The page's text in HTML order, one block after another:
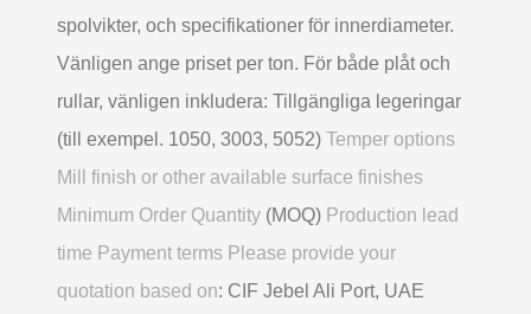
spolvikter, och specifikationer för innerdiameter.
Vänligen ange priset per ton. För både plåt och
rullar, vänligen inkludera: Tillgängliga legeringar
(till exempel. 1050, 3003, 5052) Temper options
Mill finish or other available surface finishes
Minimum Order Quantity (MOQ) Production lead
time Payment terms Please provide your
quotation based on: CIF Jebel Ali Port, UAE